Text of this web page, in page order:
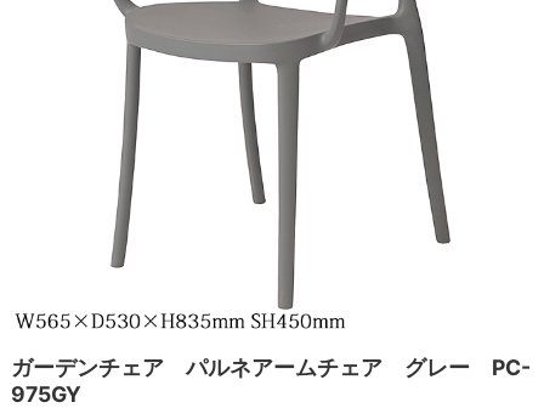
ガーデンチェア パルネアームチェア グレー PC-
975GY